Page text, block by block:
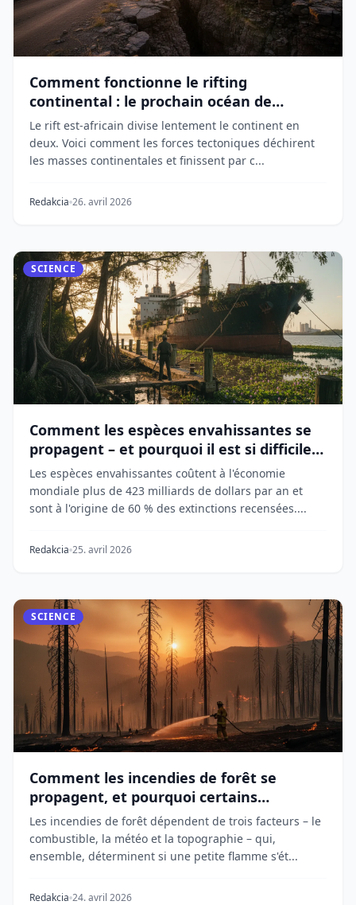
Comment fonctionne le rifting
continental : le prochain océan de
l'Afrique
Le rift est-africain divise lentement le continent en
deux. Voici comment les forces tectoniques déchirent
les masses continentales et finissent par c...
Redakcia 26. avril 2026
SCIENCE
Comment les espèces envahissantes se
propagent – et pourquoi il est si difficile
de les arrêter
Les espèces envahissantes coûtent à l'économie
mondiale plus de 423 milliards de dollars par an et
sont à l'origine de 60 % des extinctions recensées....
Redakcia 25. avril 2026
SCIENCE
Comment les incendies de forêt se
propagent, et pourquoi certains
deviennent incontrôlables
Les incendies de forêt dépendent de trois facteurs – le
combustible, la météo et la topographie – qui,
ensemble, déterminent si une petite flamme s'ét...
Redakcia 24. avril 2026